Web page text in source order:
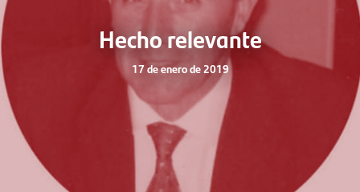
Hecho relevante
17 de enero de 2019